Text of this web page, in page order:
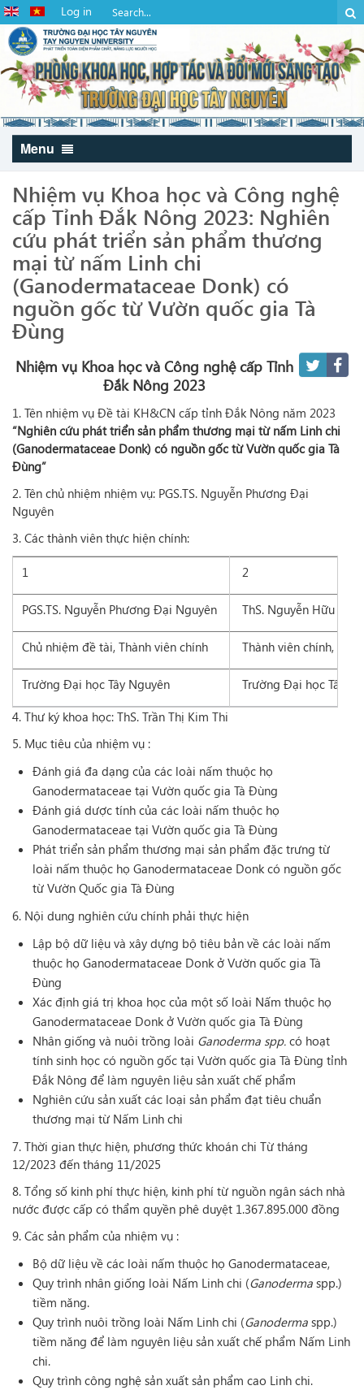
Log in
Menu
Nhiệm vụ Khoa học và Công nghệ
cấp Tỉnh Đắk Nông 2023: Nghiên
cứu phát triển sản phẩm thương
mại từ nấm Linh chi
(Ganodermataceae Donk) có
nguồn gốc từ Vườn quốc gia Tà
Đùng
Nhiệm vụ Khoa học và Công nghệ cấp Tỉnh
Đắk Nông 2023
1. Tên nhiệm vụ Đề tài KH&CN cấp tỉnh Đắk Nông năm 2023
“Nghiên cứu phát triển sản phẩm thương mại từ nấm Linh chi
(Ganodermataceae Donk) có nguồn gốc từ Vườn quốc gia Tà
Đùng”
2. Tên chủ nhiệm nhiệm vụ: PGS.TS. Nguyễn Phương Đại
Nguyên
3. Các thành viên thực hiện chính:
1
PGS.TS. Nguyễn Phương Đại Nguyên
Chủ nhiệm đề tài, Thành viên chính
Trường Đại học Tây Nguyên
2
ThS. Nguyễn Hữu Kiên
Thành viên chính,
Trường Đại học Tây
4. Thư ký khoa học: ThS. Trần Thị Kim Thi
5. Mục tiêu của nhiệm vụ :
Đánh giá đa dạng của các loài nấm thuộc họ
Ganodermataceae tại Vườn quốc gia Tà Đùng
Đánh giá dược tính của các loài nấm thuộc họ
Ganodermataceae tại Vườn quốc gia Tà Đùng
Phát triển sản phẩm thương mại sản phẩm đặc trưng từ
loài nấm thuộc họ Ganodermataceae Donk có nguồn gốc
từ Vườn Quốc gia Tà Đùng
6. Nội dung nghiên cứu chính phải thực hiện
Lập bộ dữ liệu và xây dựng bộ tiêu bản về các loài nấm
thuộc họ Ganodermataceae Donk ở Vườn quốc gia Tà
Đùng
Xác định giá trị khoa học của một số loài Nấm thuộc họ
Ganodermataceae Donk ở Vườn quốc gia Tà Đùng
Nhân giống và nuôi trồng loài Ganoderma spp. có hoạt
tính sinh học có nguồn gốc tại Vườn quốc gia Tà Đùng tỉnh
Đắk Nông để làm nguyên liệu sản xuất chế phẩm
Nghiên cứu sản xuất các loại sản phẩm đạt tiêu chuẩn
thương mại từ Nấm Linh chi
7. Thời gian thực hiện, phương thức khoán chi Từ tháng
12/2023 đến tháng 11/2025
8. Tổng số kinh phí thực hiện, kinh phí từ nguồn ngân sách nhà
nước được cấp có thẩm quyền phê duyệt 1.367.895.000 đồng
9. Các sản phẩm của nhiệm vụ :
Bộ dữ liệu về các loài nấm thuộc họ Ganodermataceae,
Quy trình nhân giống loài Nấm Linh chi (Ganoderma spp.)
tiềm năng.
Quy trình nuôi trồng loài Nấm Linh chi (Ganoderma spp.)
tiềm năng để làm nguyên liệu sản xuất chế phẩm Nấm Linh
chi.
Quy trình công nghệ sản xuất sản phẩm cao Linh chi.